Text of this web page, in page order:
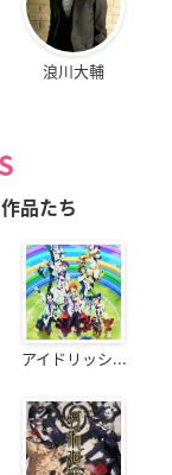
浪川大輔
品たち
アイドリッシ...